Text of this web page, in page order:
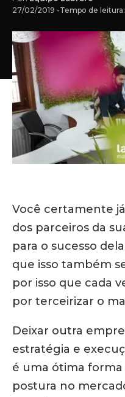
27/02/2019 -Tempo de
Você certamente
dos parceiros da
para o sucesso
que isso também
por isso que cada
por terceirizar o
Deixar outra
estratégia e
é uma ótima forma
postura no